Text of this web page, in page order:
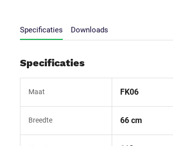
Specificaties Downloads
Specificaties
Maat FK06
Breedte 66 cm